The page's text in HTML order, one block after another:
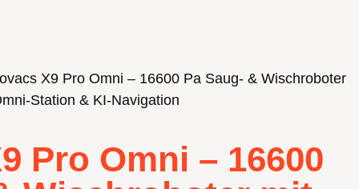
X9 Pro Omni – 16600 Pa Saug- & Wischroboter
Station & KI-Navigation
Pro Omni – 16600